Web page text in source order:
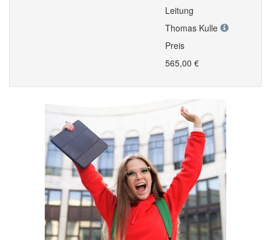
Leitung
Thomas Kulle
Preis
565,00 €